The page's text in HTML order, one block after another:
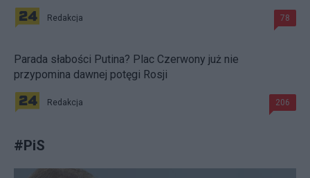
Redakcja 78
Parada słabości Putina? Plac Czerwony już nie
przypomina dawnej potęgi Rosji
Redakcja 206
#PiS